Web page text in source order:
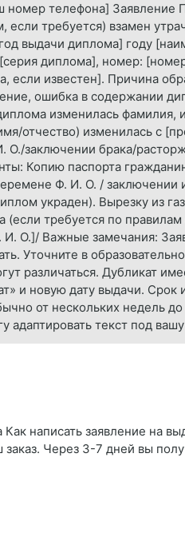
номер телефона] Заявление
требуется) взамен
выдачи диплома] году
диплома], номер:
известен]. Причина
ошибка в содержании
изменилась фамилия,
отчество) изменилась с
заключении брака/
Копию паспорта
Ф. И. О. / заключении
украден). Вырезку из
требуется по
И. О.]/ Важные замечания:
Уточните в
различаться. Дубликат
и новую дату выдачи. Срок
от нескольких недель
адаптировать текст под
написать заявление на
Через 3-7 дней вы